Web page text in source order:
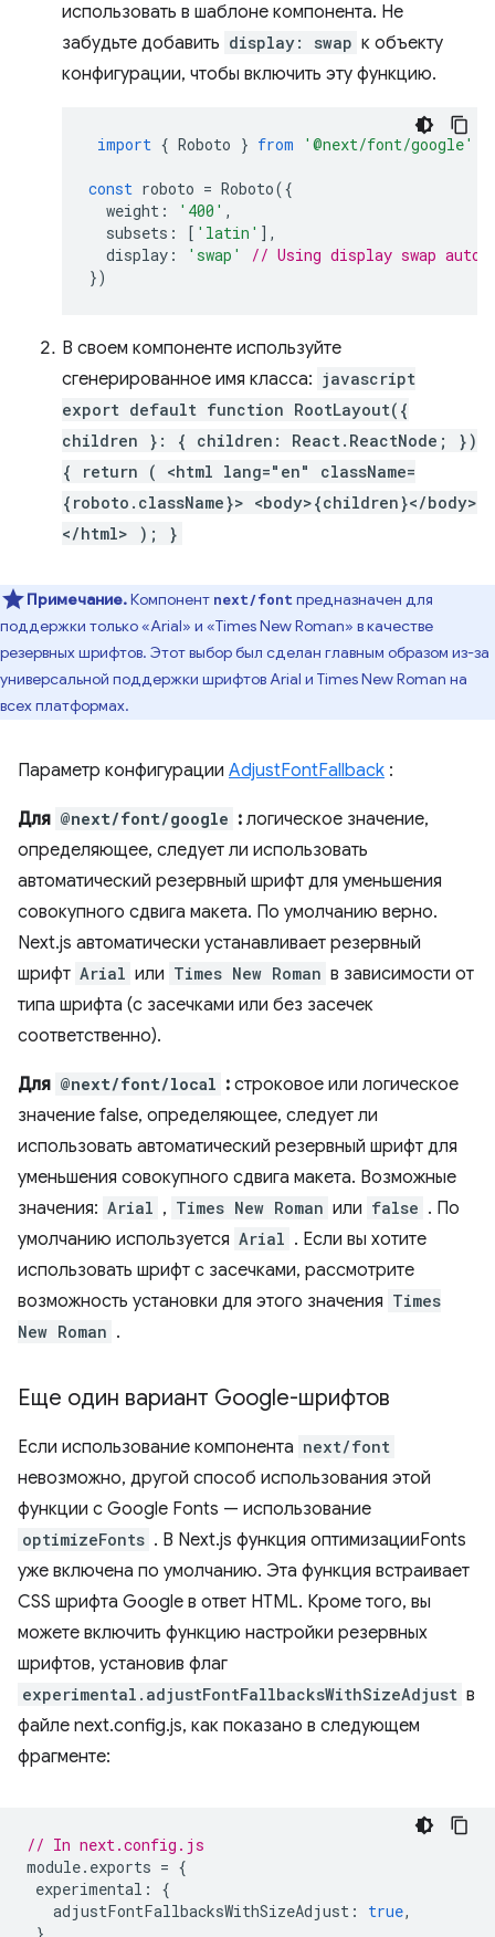
использовать в шаблоне компонента. Не
забудьте добавить display: swap к объекту
конфигурации, чтобы включить эту функцию.
import { Roboto } from '@next/font/google'
const roboto = Roboto({
weight : '400' ,
subsets : [ 'latin' ],
display : 'swap'
// Using display swap
})
В своем компоненте используйте
сгенерированное имя класса: javascript
export default function RootLayout({
children }: { children: React.ReactNode; })
{ return ( <html lang="en" className=
{roboto.className}> <body>{children}</body>
</html> ); }
Примечание.Компонент next/font предназначен для
поддержки только «Arial» и «Times New Roman» в качестве
резервных шрифтов. Этот выбор был сделан главным образом из-за
универсальной поддержки шрифтов Arial и Times New Roman на
всех платформах.
Параметр конфигурации AdjustFontFallback :
Для @next/font/google : логическое значение,
определяющее, следует ли использовать
автоматический резервный шрифт для уменьшения
совокупного сдвига макета. По умолчанию верно.
Next.js автоматически устанавливает резервный
шрифт Arial или Times New Roman в зависимости от
типа шрифта (с засечками или без засечек
соответственно).
Для @next/font/local : строковое или логическое
значение false, определяющее, следует ли
использовать автоматический резервный шрифт для
уменьшения совокупного сдвига макета. Возможные
значения: Arial , Times New Roman или false . По
умолчанию используется Arial . Если вы хотите
использовать шрифт с засечками, рассмотрите
возможность установки для этого значения Times
New Roman .
Еще один вариант Google-шрифтов
Если использование компонента next/font
невозможно, другой способ использования этой
функции с Google Fonts — использование
optimizeFonts . В Next.js функция оптимизацииFonts
уже включена по умолчанию. Эта функция встраивает
CSS шрифта Google в ответ HTML. Кроме того, вы
можете включить функцию настройки резервных
шрифтов, установив флаг
experimental.adjustFontFallbacksWithSizeAdjust в
файле next.config.js, как показано в следующем
фрагменте:
// In next.config.js
module. exports = {
experimental :
{
adjustFontFallbacksWithSizeAdjust : true,